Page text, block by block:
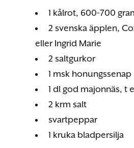
1 kålrot, 600-700
2 svenska äpplen,
eller Ingrid Marie
2 saltgurkor
1 msk honungssenap
1 dl god majonnäs, t
2 krm salt
svartpeppar
1 kruka bladpersilja